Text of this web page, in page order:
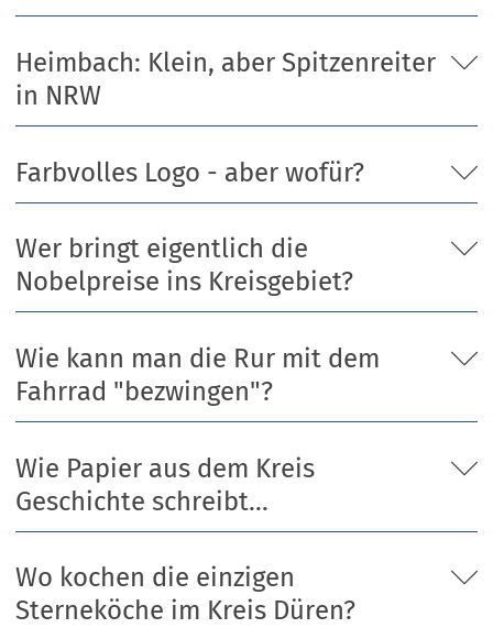
Heimbach: Klein, aber Spitzenreiter
in NRW
Farbvolles Logo - aber wofür?
Wer bringt eigentlich die
Nobelpreise ins Kreisgebiet?
Wie kann man die Rur mit dem
Fahrrad "bezwingen"?
Wie Papier aus dem Kreis
Geschichte schreibt...
Wo kochen die einzigen
Sterneköche im Kreis Düren?